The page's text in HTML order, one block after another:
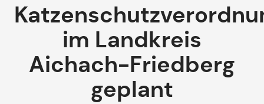
im Landkreis
Aichach-Friedberg
geplant